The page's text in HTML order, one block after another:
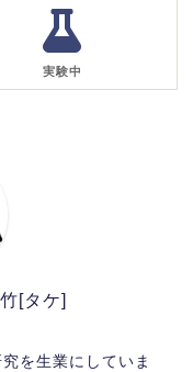
実験中
[タケ]
を生業にしていま